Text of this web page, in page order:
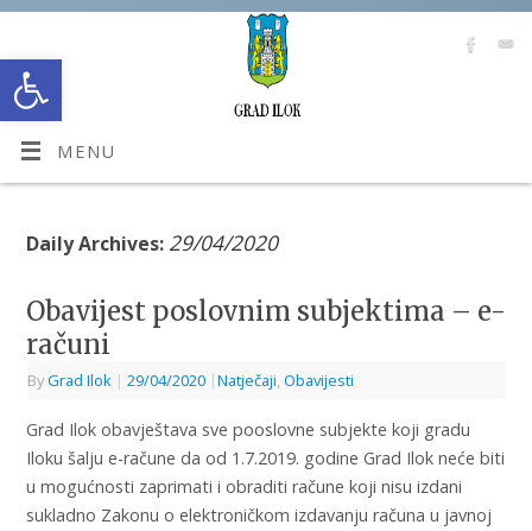
Open toolbar
MENU
Daily Archives: 29/04/2020
Obavijest poslovnim subjektima – e-
računi
ByGrad Ilok | 29/04/2020 |Natječaji, Obavijesti
Grad Ilok obavještava sve pooslovne subjekte koji gradu
Iloku šalju e-račune da od 1.7.2019. godine Grad Ilok neće biti
u mogućnosti zaprimati i obraditi račune koji nisu izdani
sukladno Zakonu o elektroničkom izdavanju računa u javnoj